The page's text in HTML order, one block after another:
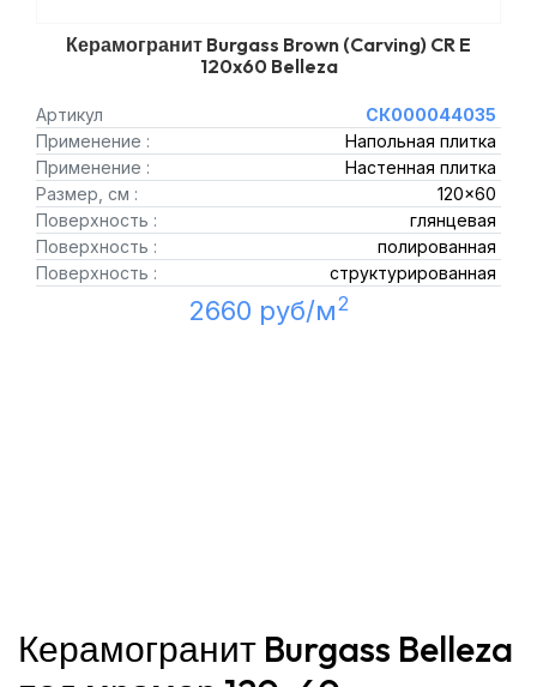
Керамогранит Burgass Brown (Carving) CR E
120x60 Belleza
Артикул
СК000044035
Применение :
Напольная плитка
Применение :
Настенная плитка
Размер, см :
120x60
Поверхность :
глянцевая
Поверхность :
полированная
Поверхность :
структурированная
2660 руб/м2
Керамогранит Burgass Belleza